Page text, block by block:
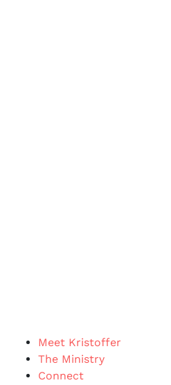
Meet Kristoffer
The Ministry
Connect